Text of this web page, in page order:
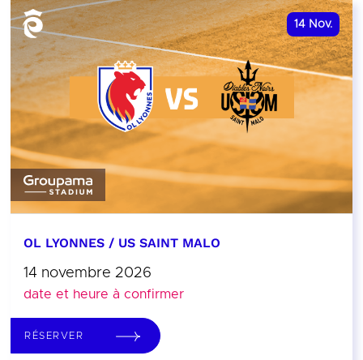
14 Nov.
OL LYONNES / US SAINT MALO
14 novembre 2026
date et heure à confirmer
RÉSERVER